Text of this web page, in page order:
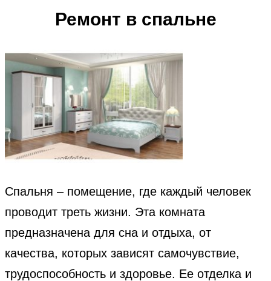
Ремонт в спальне
Спальня – помещение, где каждый человек
проводит треть жизни. Эта комната
предназначена для сна и отдыха, от
качества, которых зависят самочувствие,
трудоспособность и здоровье. Ее отделка и